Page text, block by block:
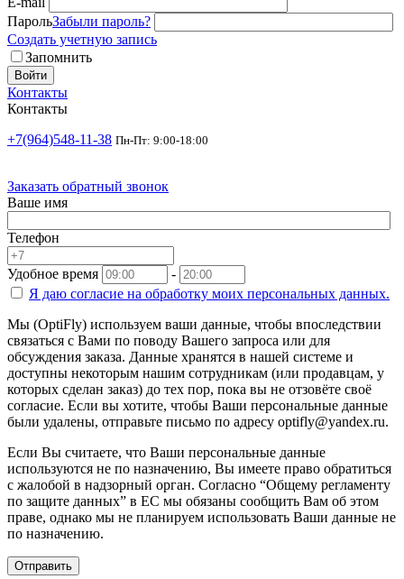
ПарольЗабыли пароль?
Создать учетную запись
Запомнить
Войти
Контакты
Контакты
+7(964)548-11-38 Пн-Пт: 9:00-18:00
Заказать обратный звонок
Ваше имя
Телефон
Удобное время
-
Я даю согласие на обработку моих персональных данных.
Мы (OptiFly) используем ваши данные, чтобы впоследствии
связаться с Вами по поводу Вашего запроса или для
обсуждения заказа. Данные хранятся в нашей системе и
доступны некоторым нашим сотрудникам (или продавцам, у
которых сделан заказ) до тех пор, пока вы не отзовёте своё
согласие. Если вы хотите, чтобы Ваши персональные данные
были удалены, отправьте письмо по адресу optifly@yandex.ru.
Если Вы считаете, что Ваши персональные данные
используются не по назначению, Вы имеете право обратиться
с жалобой в надзорный орган. Согласно “Общему регламенту
по защите данных” в ЕС мы обязаны сообщить Вам об этом
праве, однако мы не планируем использовать Ваши данные не
по назначению.
Отправить